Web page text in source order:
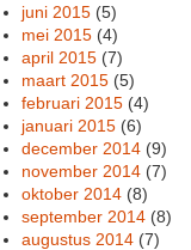
juni 2015 (5)
mei 2015 (4)
april 2015 (7)
maart 2015 (5)
februari 2015 (4)
januari 2015 (6)
december 2014 (9)
november 2014 (7)
oktober 2014 (8)
september 2014 (8)
augustus 2014 (7)